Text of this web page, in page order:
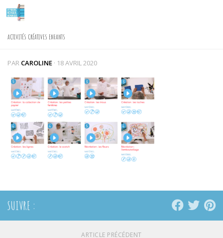
Skip to content
ACTIVITÉS CRÉATIVES ENFANTS
PAR CAROLINE · 18 AVRIL 2020
SUIVRE :
ARTICLE PRÉCÉDENT